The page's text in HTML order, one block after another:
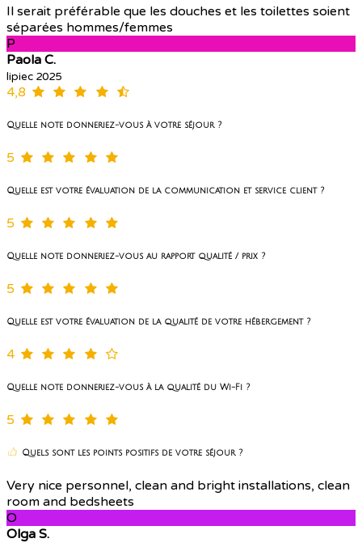
Il serait préférable que les douches et les toilettes soient
séparées hommes/femmes
P
Paola C.
lipiec 2025
4,8
Quelle note donneriez-vous à votre séjour ?
5
Quelle est votre évaluation de la communication et service client ?
5
Quelle note donneriez-vous au rapport qualité / prix ?
5
Quelle est votre évaluation de la qualité de votre hébergement ?
4
Quelle note donneriez-vous à la qualité du Wi-Fi ?
5
Quels sont les points positifs de votre séjour ?
Very nice personnel, clean and bright installations, clean
room and bedsheets
O
Olga S.